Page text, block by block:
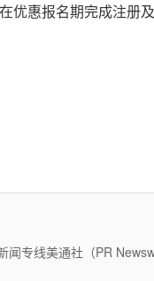
惠报名期完成注册
专线美通社（PR